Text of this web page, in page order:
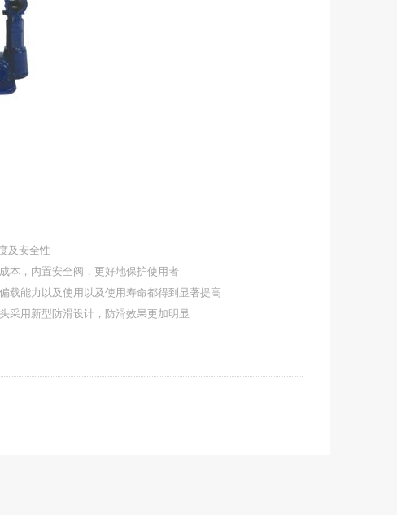
及安全性
本，内置安全阀，更好地保护使用者
载能力以及使用以及使用寿命都得到显著提高
采用新型防滑设计，防滑效果更加明显